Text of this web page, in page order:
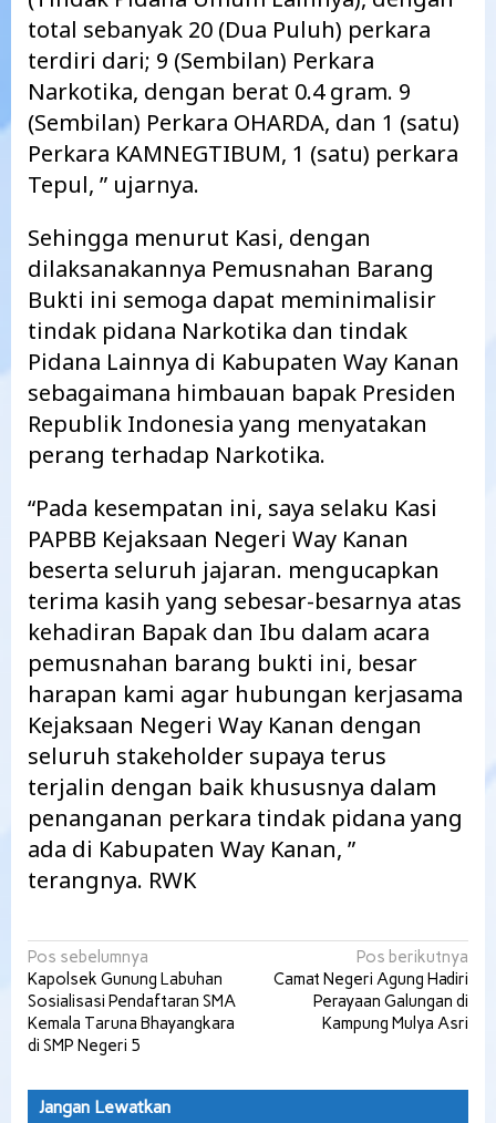
total sebanyak 20 (Dua Puluh) perkara
terdiri dari; 9 (Sembilan) Perkara
Narkotika, dengan berat 0.4 gram. 9
(Sembilan) Perkara OHARDA, dan 1 (satu)
Perkara KAMNEGTIBUM, 1 (satu) perkara
Tepul, ” ujarnya.
Sehingga menurut Kasi, dengan
dilaksanakannya Pemusnahan Barang
Bukti ini semoga dapat meminimalisir
tindak pidana Narkotika dan tindak
Pidana Lainnya di Kabupaten Way Kanan
sebagaimana himbauan bapak Presiden
Republik Indonesia yang menyatakan
perang terhadap Narkotika.
“Pada kesempatan ini, saya selaku Kasi
PAPBB Kejaksaan Negeri Way Kanan
beserta seluruh jajaran. mengucapkan
terima kasih yang sebesar-besarnya atas
kehadiran Bapak dan Ibu dalam acara
pemusnahan barang bukti ini, besar
harapan kami agar hubungan kerjasama
Kejaksaan Negeri Way Kanan dengan
seluruh stakeholder supaya terus
terjalin dengan baik khususnya dalam
penanganan perkara tindak pidana yang
ada di Kabupaten Way Kanan, ”
terangnya. RWK
Navigasi
pos
Pos sebelumnya
Kapolsek Gunung Labuhan
Sosialisasi Pendaftaran SMA
Kemala Taruna Bhayangkara
di SMP Negeri 5
Pos berikutnya
Camat Negeri Agung Hadiri
Perayaan Galungan di
Kampung Mulya Asri
Jangan Lewatkan